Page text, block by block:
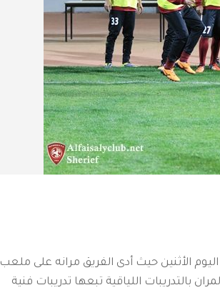
الأثنين حيث أدى الفريق مرانه على ملعب
بالتدريبات اللياقية تبعها تدريبات فنية